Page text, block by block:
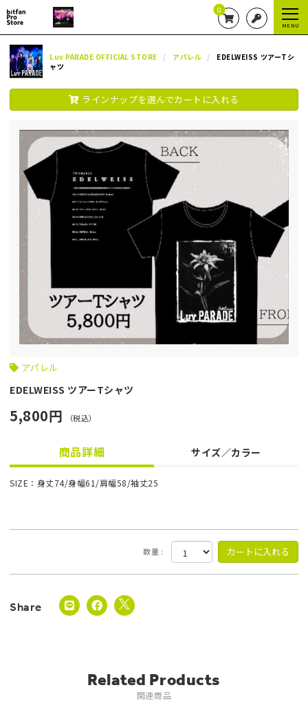
0
MENU
Luv PARADE OFFICIAL STORE アパレル
EDELWEISS ツアーTシ
ャツ
ラインナップを選んでカートに入れる
アパレル
EDELWEISS ツアーTシャツ
5,800円 （税込）
商品詳細 サイズ／カラー
SIZE：身丈74/身幅61/肩幅58/袖丈25
数量 :
Related Products
関連商品